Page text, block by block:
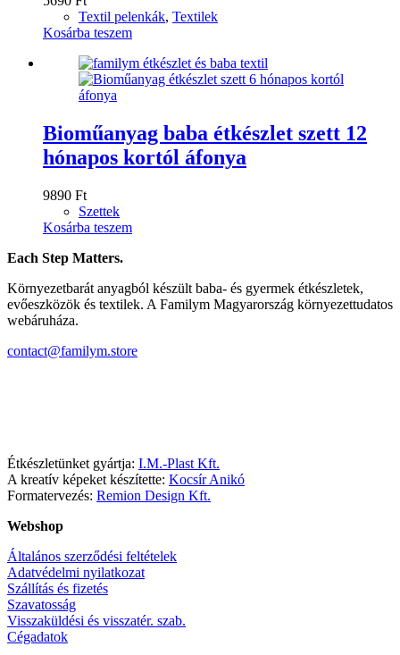
Textil pelenkák, Textilek
Kosárba teszem
Bioműanyag baba étkészlet szett 12
hónapos kortól áfonya
9890 Ft
Szettek
Kosárba teszem
Each Step Matters.
Környezetbarát anyagból készült baba- és gyermek étkészletek,
evőeszközök és textilek. A Familym Magyarország környezettudatos
webáruháza.
contact@familym.store
Étkészletünket gyártja: I.M.-Plast Kft.
A kreatív képeket készítette: Kocsír Anikó
Formatervezés: Remion Design Kft.
Webshop
Általános szerződési feltételek
Adatvédelmi nyilatkozat
Szállítás és fizetés
Szavatosság
Visszaküldési és visszatér. szab.
Cégadatok